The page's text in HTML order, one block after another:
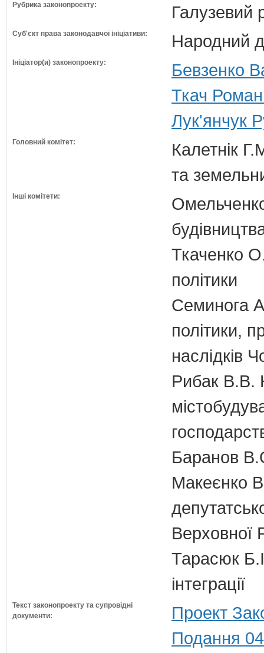
Рубрика законопроекту: Галузевий
Суб'єкт права законодавчої ініціативи: Народний
Ініціатор(и) законопроекту:
Бевзенко
Ткач
Лук'янчук
Головний комітет:
Калетнік
та
Інші комітети:
Ткаченко
політики
Семинога
політики,
наслідків
Рибак В.В.
Баранов
Макеєнко
Верховної
Тарасюк
інтеграції
Текст законопроекту та супровідні
документи:
Проект
Подання